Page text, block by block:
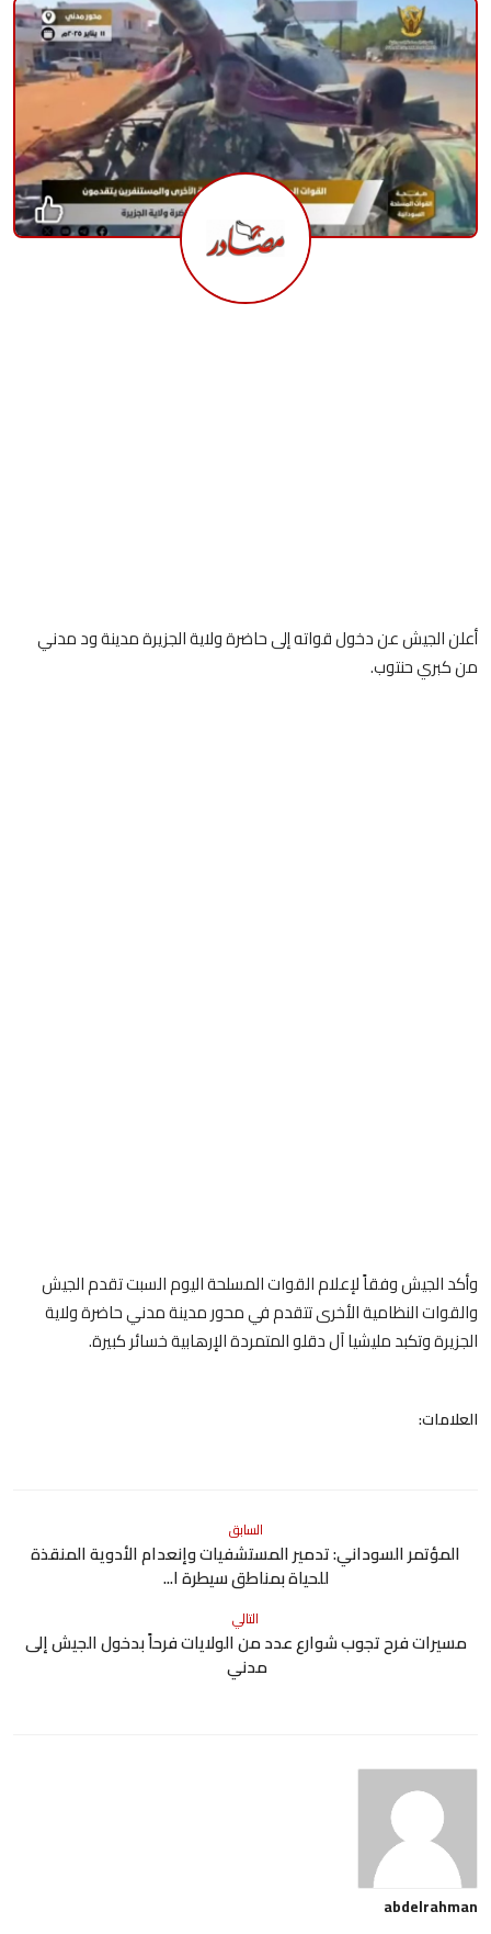
منوعات
حوادث وقضايا
عالمية
أعلن الجيش عن دخول قواته إلى حاضرة ولاية الجزيرة مدينة ود مدني
من كبري حنتوب.
وأكد الجيش وفقاً لإعلام القوات المسلحة اليوم السبت تقدم الجيش
والقوات النظامية الأخرى تتقدم في محور مدينة مدني حاضرة ولاية
الجزيرة وتكبد مليشيا آل دقلو المتمردة الإرهابية خسائر كبيرة.
العلامات:
السابق
المؤتمر السوداني: تدمير المستشفيات وإنعدام الأدوية المنقذة
للحياة بمناطق سيطرة ا...
التالي
مسيرات فرح تجوب شوارع عدد من الولايات فرحاً بدخول الجيش إلى
مدني
abdelrahman